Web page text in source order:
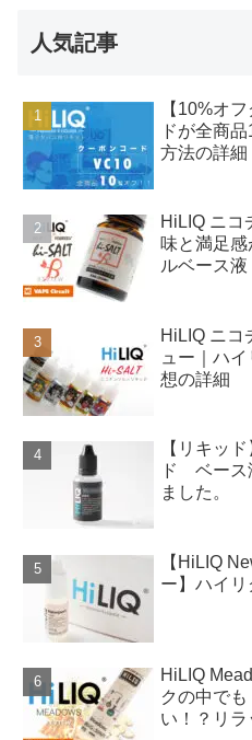
人気記事
【10%オ
ドが全商
方法の詳細
HiLIQ ニコ
味と満足
ルベース液
HiLIQ ニコ
ュー｜ハ
想の詳細
【リキッ
ド ベース
ました。
【HiLIQ
ー】ハイリ
HiLIQ
クの中で
い！？リラ